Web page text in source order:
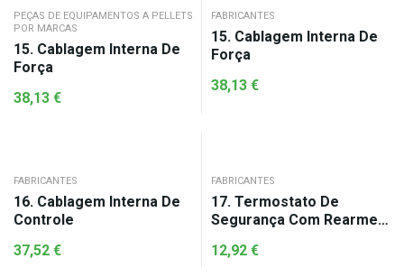
PEÇAS DE EQUIPAMENTOS A PELLETS
POR MARCAS
15. Cablagem Interna De
Força
38,13 €
FABRICANTES
15. Cablagem Interna De
Força
38,13 €
FABRICANTES
16. Cablagem Interna De
Controle
37,52 €
FABRICANTES
17. Termostato De
Segurança Com Rearme
12,92 €